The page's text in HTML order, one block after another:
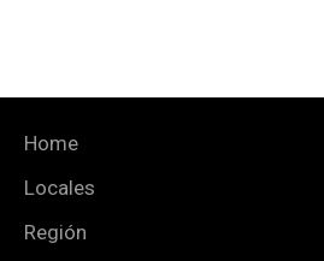
Home
Locales
Región